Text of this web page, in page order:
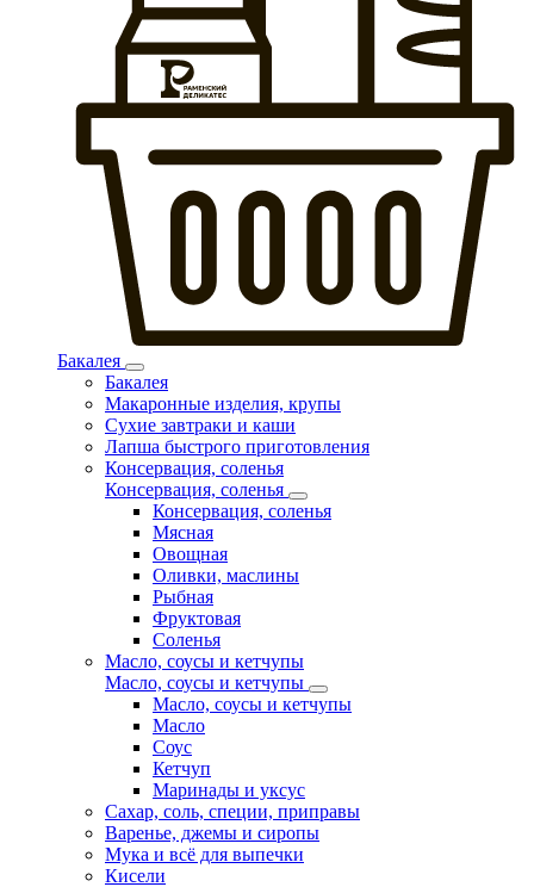
Бакалея
Бакалея
Макаронные изделия, крупы
Сухие завтраки и каши
Лапша быстрого приготовления
Консервация, соленья
Консервация, соленья
Консервация, соленья
Мясная
Овощная
Оливки, маслины
Рыбная
Фруктовая
Соленья
Масло, соусы и кетчупы
Масло, соусы и кетчупы
Масло, соусы и кетчупы
Масло
Соус
Кетчуп
Маринады и уксус
Сахар, соль, специи, приправы
Варенье, джемы и сиропы
Мука и всё для выпечки
Кисели